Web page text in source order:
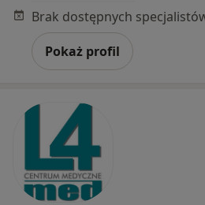
Pokaż profil